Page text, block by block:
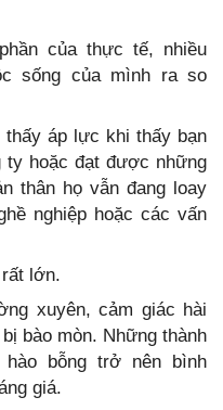
của thực tế, nhiều
sống của mình ra so
áp lực khi thấy bạn
ty hoặc đạt được những
thân họ vẫn đang loay
nghiệp hoặc các vấn
lớn.
xuyên, cảm giác hài
bào mòn. Những thành
bỗng trở nên bình
giá.